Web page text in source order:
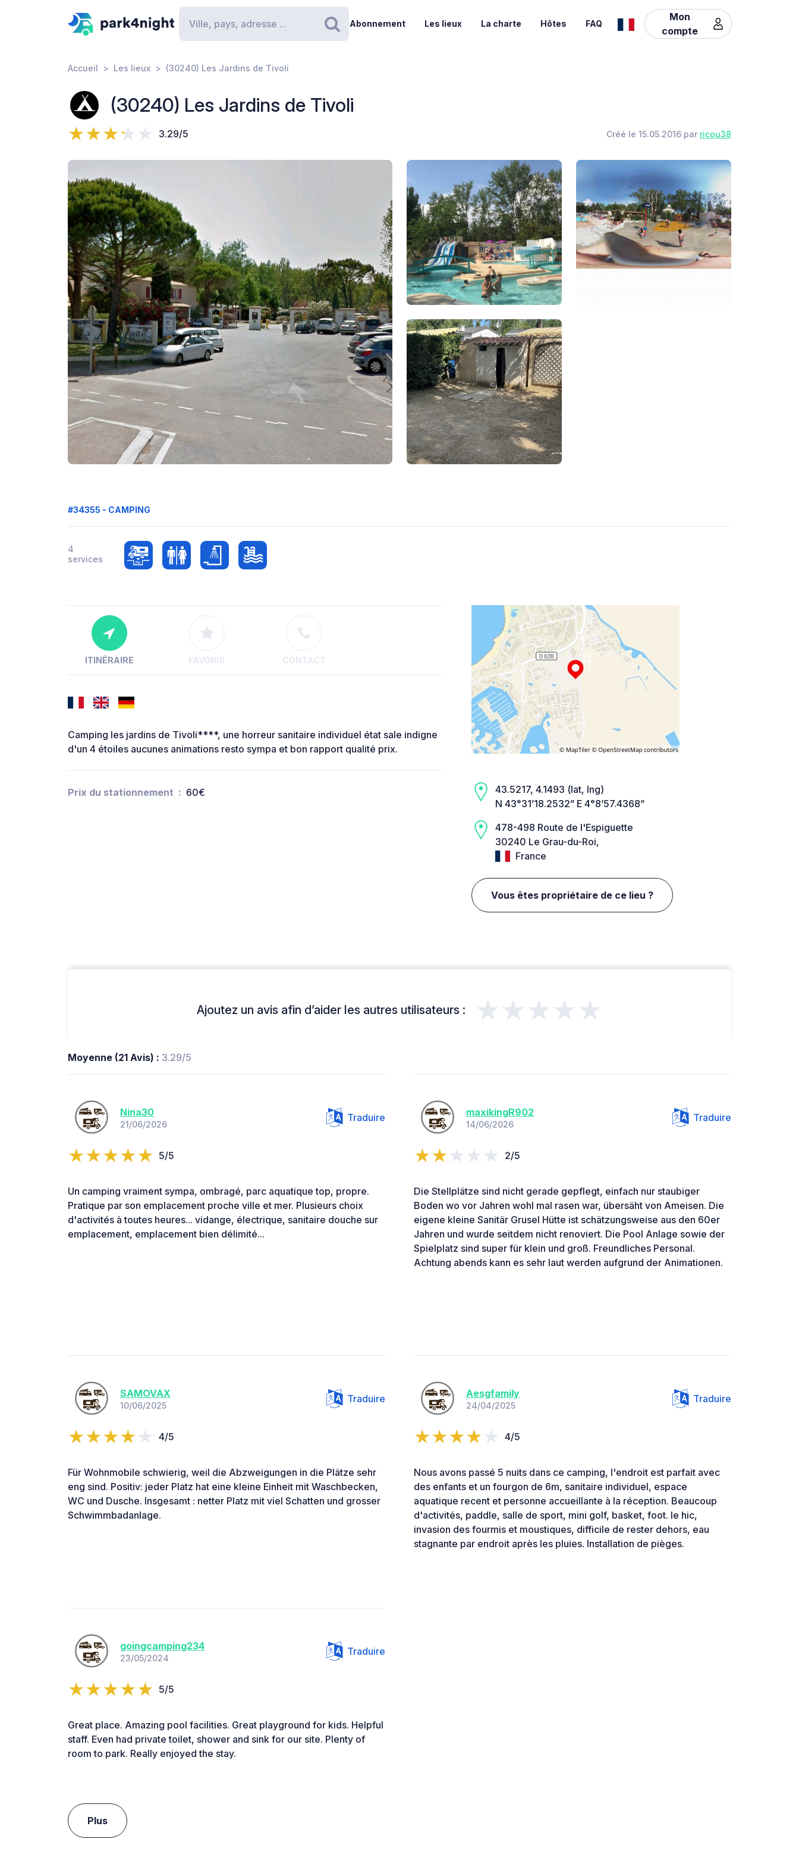
Rechercher
Abonnement Les lieux La charte Hôtes FAQ
Mon
compte
Accueil Les lieux (30240) Les Jardins de Tivoli
(30240) Les Jardins de Tivoli
3.29/5 Créé le 15.05.2016 par ricou38
#34355 - CAMPING
4
services
ITINÉRAIRE FAVORIS CONTACT
Camping les jardins de Tivoli****, une horreur sanitaire individuel état sale indigne
d'un 4 étoiles aucunes animations resto sympa et bon rapport qualité prix.
Prix du stationnement 60€
43.5217, 4.1493 (lat, lng)
N 43°31’18.2532” E 4°8’57.4368”
478-498 Route de l'Espiguette
30240 Le Grau-du-Roi,
France
Vous êtes propriétaire de ce lieu ?
Ajoutez un avis afin d’aider les autres utilisateurs : ★★★★★
Moyenne (21 Avis) : 3.29/5
Nina30
21/06/2026
Traduire
5/5
Un camping vraiment sympa, ombragé, parc aquatique top, propre.
Pratique par son emplacement proche ville et mer. Plusieurs choix
d'activités à toutes heures... vidange, électrique, sanitaire douche sur
emplacement, emplacement bien délimité...
maxikingR902
14/06/2026
Traduire
2/5
Die Stellplätze sind nicht gerade gepflegt, einfach nur staubiger
Boden wo vor Jahren wohl mal rasen war, übersäht von Ameisen. Die
eigene kleine Sanitär Grusel Hütte ist schätzungsweise aus den 60er
Jahren und wurde seitdem nicht renoviert. Die Pool Anlage sowie der
Spielplatz sind super für klein und groß. Freundliches Personal.
Achtung abends kann es sehr laut werden aufgrund der Animationen.
SAMOVAX
10/06/2025
Traduire
4/5
Für Wohnmobile schwierig, weil die Abzweigungen in die Plätze sehr
eng sind. Positiv: jeder Platz hat eine kleine Einheit mit Waschbecken,
WC und Dusche. Insgesamt : netter Platz mit viel Schatten und grosser
Schwimmbadanlage.
Aesgfamily
24/04/2025
Traduire
4/5
Nous avons passé 5 nuits dans ce camping, l'endroit est parfait avec
des enfants et un fourgon de 6m, sanitaire individuel, espace
aquatique recent et personne accueillante à la réception. Beaucoup
d'activités, paddle, salle de sport, mini golf, basket, foot. le hic,
invasion des fourmis et moustiques, difficile de rester dehors, eau
stagnante par endroit après les pluies. Installation de pièges.
goingcamping234
23/05/2024
Traduire
5/5
Great place. Amazing pool facilities. Great playground for kids. Helpful
staff. Even had private toilet, shower and sink for our site. Plenty of
room to park. Really enjoyed the stay.
Plus